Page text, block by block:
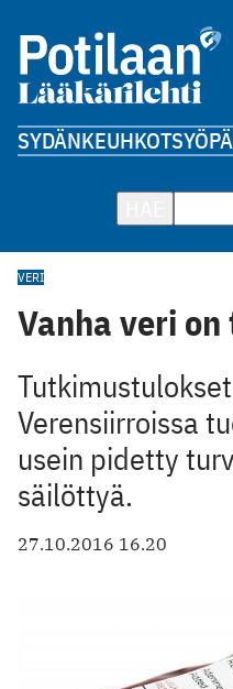
SYDÄNKEUHKOTSYÖPÄ
VERI
Vanha veri
Verensiirroissa
usein pidetty
säilöttyä.
27.10.2016 16.20